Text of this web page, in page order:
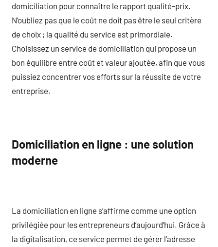
domiciliation pour connaître le rapport qualité-prix.
N’oubliez pas que le coût ne doit pas être le seul critère
de choix ; la qualité du service est primordiale.
Choisissez un service de domiciliation qui propose un
bon équilibre entre coût et valeur ajoutée, afin que vous
puissiez concentrer vos efforts sur la réussite de votre
entreprise.
Domiciliation en ligne : une solution
moderne
La domiciliation en ligne s’affirme comme une option
privilégiée pour les entrepreneurs d’aujourd’hui. Grâce à
la digitalisation, ce service permet de gérer l’adresse